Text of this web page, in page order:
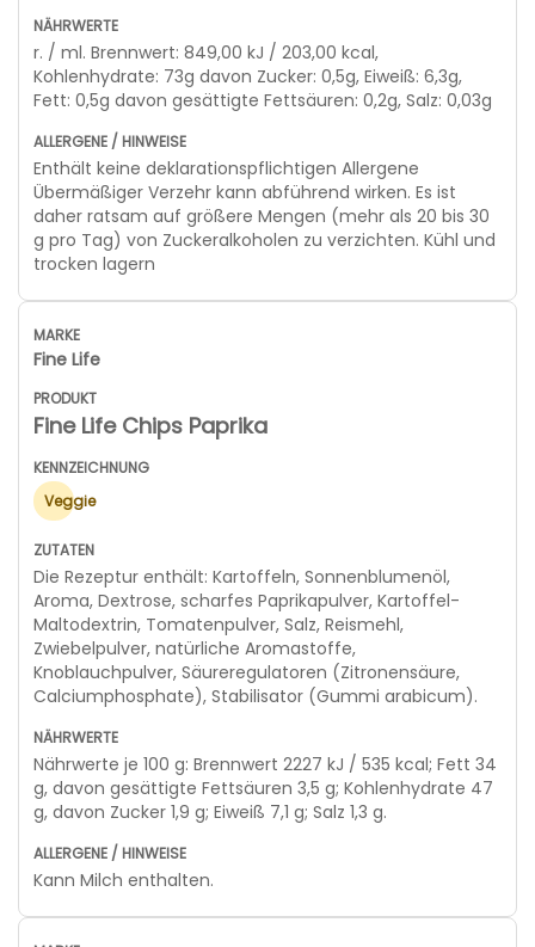
r. / ml. Brennwert: 849,00 kJ / 203,00 kcal,
Kohlenhydrate: 73g davon Zucker: 0,5g, Eiweiß: 6,3g,
Fett: 0,5g davon gesättigte Fettsäuren: 0,2g, Salz: 0,03g
Enthält keine deklarationspflichtigen Allergene
Übermäßiger Verzehr kann abführend wirken. Es ist
daher ratsam auf größere Mengen (mehr als 20 bis 30
g pro Tag) von Zuckeralkoholen zu verzichten. Kühl und
trocken lagern
Fine Life
Fine Life Chips Paprika
Veggie
Die Rezeptur enthält: Kartoffeln, Sonnenblumenöl,
Aroma, Dextrose, scharfes Paprikapulver, Kartoffel-
Maltodextrin, Tomatenpulver, Salz, Reismehl,
Zwiebelpulver, natürliche Aromastoffe,
Knoblauchpulver, Säureregulatoren (Zitronensäure,
Calciumphosphate), Stabilisator (Gummi arabicum).
Nährwerte je 100 g: Brennwert 2227 kJ / 535 kcal; Fett 34
g, davon gesättigte Fettsäuren 3,5 g; Kohlenhydrate 47
g, davon Zucker 1,9 g; Eiweiß 7,1 g; Salz 1,3 g.
Kann Milch enthalten.